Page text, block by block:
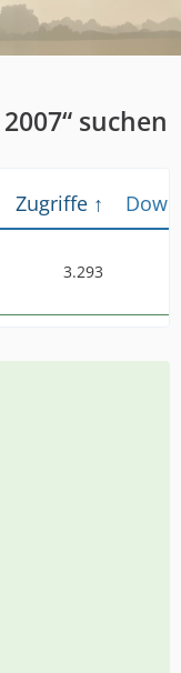
suchen
Zugriffe
3.293